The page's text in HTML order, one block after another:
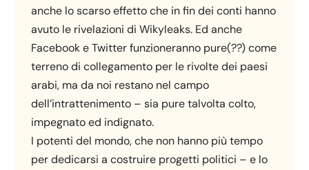
anche lo scarso effetto che in fin dei conti hanno
avuto le rivelazioni di Wikyleaks. Ed anche
Facebook e Twitter funzioneranno pure(??) come
terreno di collegamento per le rivolte dei paesi
arabi, ma da noi restano nel campo
dell’intrattenimento – sia pure talvolta colto,
impegnato ed indignato.
I potenti del mondo, che non hanno più tempo
per dedicarsi a costruire progetti politici – e lo